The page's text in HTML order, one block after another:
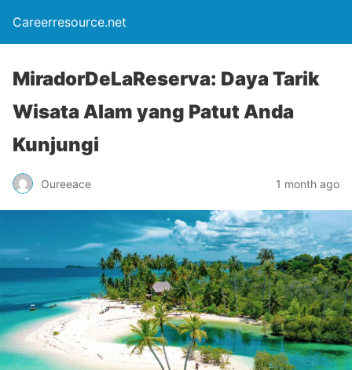
Careerresource.net
MiradorDeLaReserva: Daya Tarik
Wisata Alam yang Patut Anda
Kunjungi
Oureeace 1 month ago